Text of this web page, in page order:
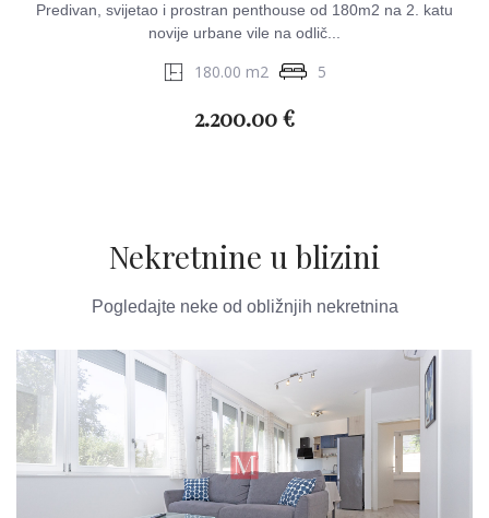
Predivan, svijetao i prostran penthouse od 180m2 na 2. katu
novije urbane vile na odlič...
180.00 m2 5
2.200.00 €
Nekretnine u blizini
Pogledajte neke od obližnjih nekretnina